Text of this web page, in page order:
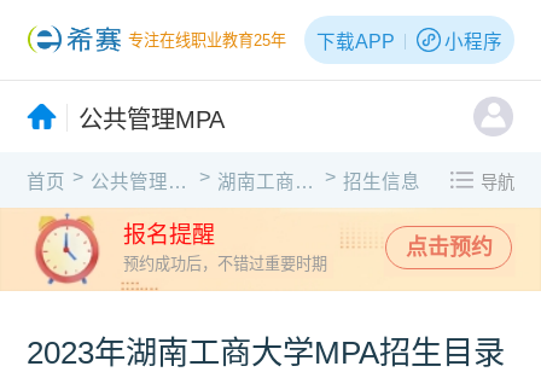
专注在线职业教育25年 下载APP 小程序
公共管理MPA
首页 > 公共管理MPA > 湖南工商大学 > 招生信息 导航
报名提醒
预约成功后，不错过重要时期
点击预约
2023年湖南工商大学MPA招生目录